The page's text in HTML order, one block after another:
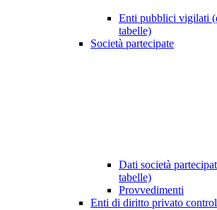
Enti pubblici vigilati
tabelle)
Società partecipate
Dati società
tabelle)
Provvedimenti
Enti di diritto privato